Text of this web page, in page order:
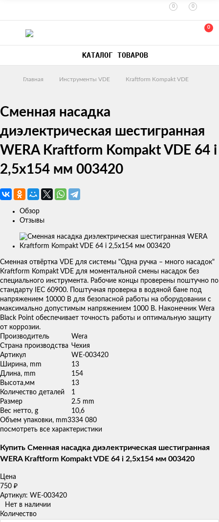
0 0
0
КАТАЛОГ ТОВАРОВ
Главная Инструменты VDE Kraftform Kompakt VDE
Сменная насадка
диэлектрическая шестигранная
WERA Kraftform Kompakt VDE 64 i
2,5x154 мм 003420
Обзор
Отзывы
Изображения
Сменная отвёртка VDE для системы "Одна ручка – много насадок"
Kraftform Kompakt VDE для моментальной смены насадок без
специального инструмента. Рабочие концы проверены поштучно по
стандарту IEC 60900. Поштучная проверка в водяной бане под
напряжением 10000 В для безопасной работы на оборудовании с
максимально допустимым напряжением 1000 В. Наконечник Wera
Black Point обеспечивает точность работы и оптимальную защиту
от коррозии.
Производитель
Wera
Страна производства Чехия
Артикул
WE-003420
Ширина, mm
13
Длина, mm
154
Высота,мм
13
Количество деталей
1
Размер
2.5 mm
Вес нетто, g
10,6
Объем упаковки, mm3334 080
посмотреть все характеристики
Купить Сменная насадка диэлектрическая шестигранная
WERA Kraftform Kompakt VDE 64 i 2,5x154 мм 003420
Цена
750 ₽
Артикул: WE-003420
Нет в наличии
Количество